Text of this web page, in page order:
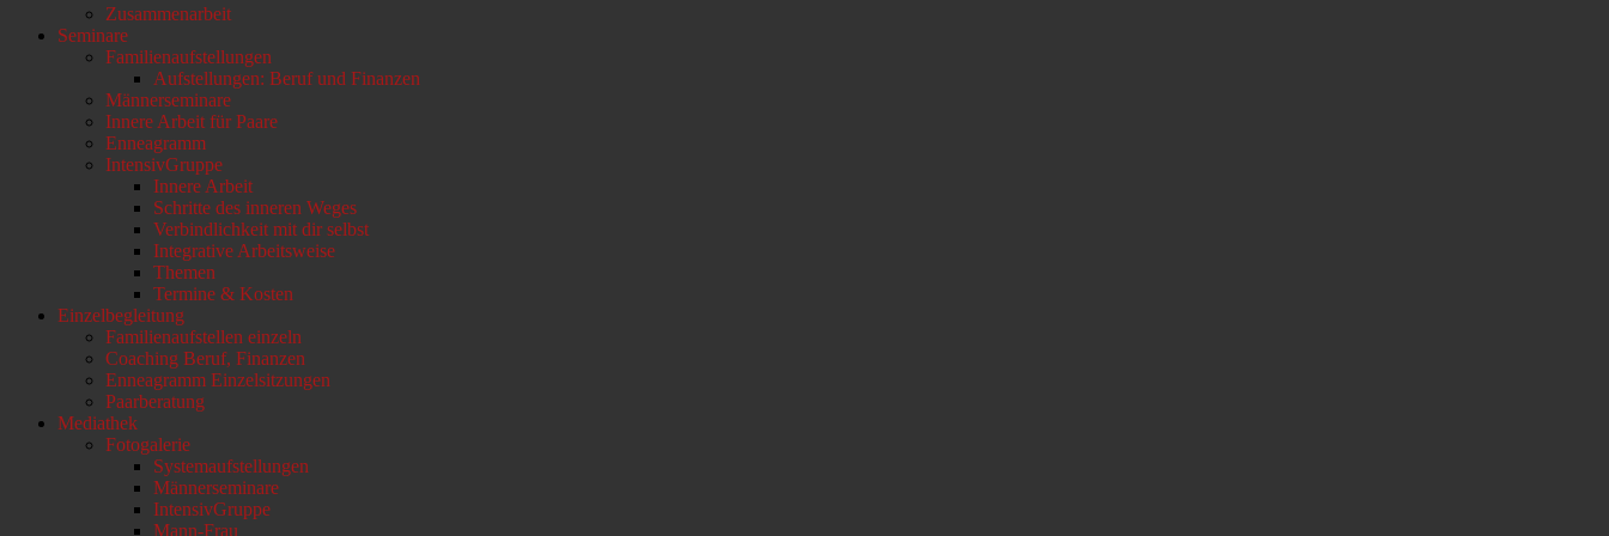
Zusammenarbeit
Seminare
Familienaufstellungen
Aufstellungen: Beruf und Finanzen
Männerseminare
Innere Arbeit für Paare
Enneagramm
IntensivGruppe
Innere Arbeit
Schritte des inneren Weges
Verbindlichkeit mit dir selbst
Integrative Arbeitsweise
Themen
Termine & Kosten
Einzelbegleitung
Familienaufstellen einzeln
Coaching Beruf, Finanzen
Enneagramm Einzelsitzungen
Paarberatung
Mediathek
Fotogalerie
Systemaufstellungen
Männerseminare
IntensivGruppe
Mann-Frau